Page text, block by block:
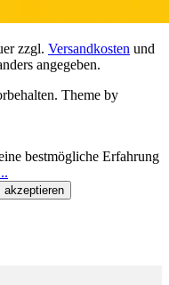
zzgl. Versandkosten und
angegeben.
Theme by
bestmögliche Erfahrung
akzeptieren